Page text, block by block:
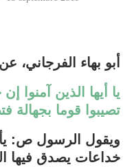
أبو بهاء الفرجاني،
يا أيها الذين آمنوا
تصيبوا قوما بجهالة
ويقول الرسول ص:
خداعات يصدق فيها